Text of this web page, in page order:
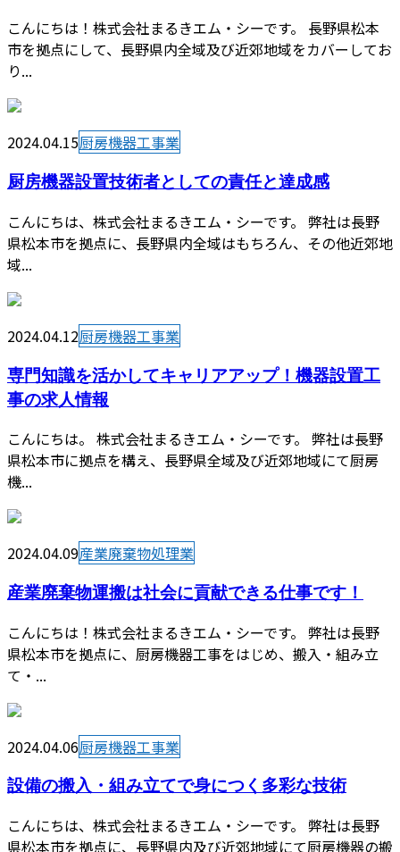
こんにちは！株式会社まるきエム・シーです。 長野県松本
市を拠点にして、長野県内全域及び近郊地域をカバーしてお
り...
2024.04.15厨房機器工事業
厨房機器設置技術者としての責任と達成感
こんにちは、株式会社まるきエム・シーです。 弊社は長野
県松本市を拠点に、長野県内全域はもちろん、その他近郊地
域...
2024.04.12厨房機器工事業
専門知識を活かしてキャリアアップ！機器設置工
事の求人情報
こんにちは。 株式会社まるきエム・シーです。 弊社は長野
県松本市に拠点を構え、長野県全域及び近郊地域にて厨房
機...
2024.04.09産業廃棄物処理業
産業廃棄物運搬は社会に貢献できる仕事です！
こんにちは！株式会社まるきエム・シーです。 弊社は長野
県松本市を拠点に、厨房機器工事をはじめ、搬入・組み立
て・...
2024.04.06厨房機器工事業
設備の搬入・組み立てで身につく多彩な技術
こんにちは、株式会社まるきエム・シーです。 弊社は長野
県松本市を拠点に、長野県内及び近郊地域にて厨房機器の搬